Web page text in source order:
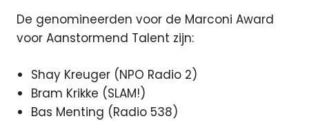
De genomineerden voor de Marconi Award
voor Aanstormend Talent zijn:
Shay Kreuger (NPO Radio 2)
Bram Krikke (SLAM!)
Bas Menting (Radio 538)